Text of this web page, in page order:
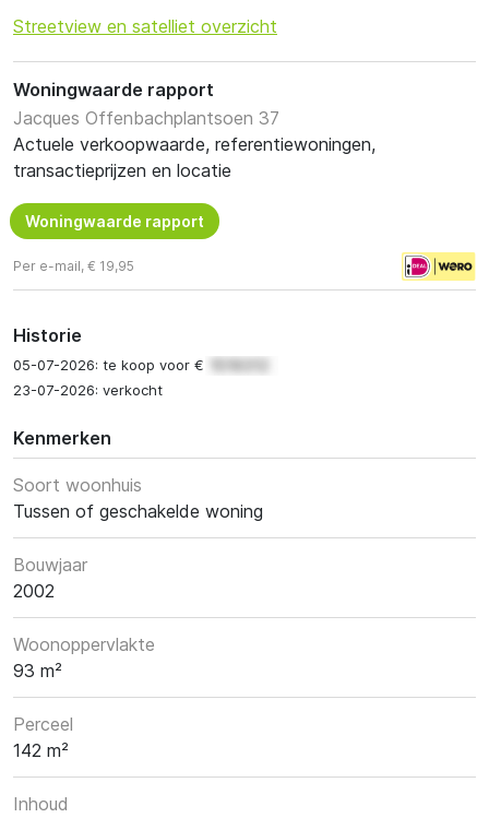
Streetview en satelliet overzicht
Woningwaarde rapport
Jacques Offenbachplantsoen 37
Actuele verkoopwaarde, referentiewoningen,
transactieprijzen en locatie
Woningwaarde rapport
Per e-mail, € 19,95
Historie
05-07-2026: te koop voor €
23-07-2026: verkocht
Kenmerken
Soort woonhuis
Tussen of geschakelde woning
Bouwjaar
2002
Woonoppervlakte
93 m²
Perceel
142 m²
Inhoud